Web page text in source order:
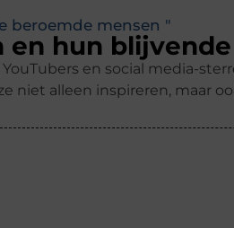
beroemde mensen "
en hun
en social media-
niet alleen inspireren, maar